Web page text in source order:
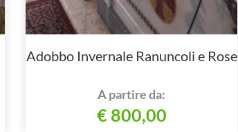
Adobbo Invernale Ranuncoli e Rose
A partire da:
€ 800,00